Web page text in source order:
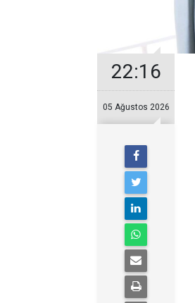
22:16
05 Ağustos 2026